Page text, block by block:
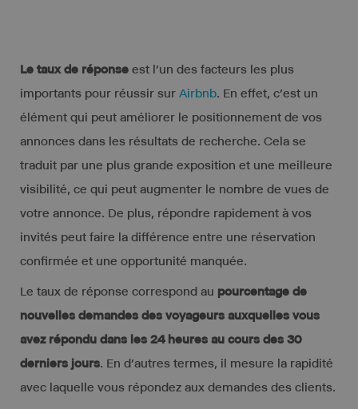
Le taux de réponse est l’un des facteurs les plus
importants pour réussir sur Airbnb. En effet, c’est un
élément qui peut améliorer le positionnement de vos
annonces dans les résultats de recherche. Cela se
traduit par une plus grande exposition et une meilleure
visibilité, ce qui peut augmenter le nombre de vues de
votre annonce. De plus, répondre rapidement à vos
invités peut faire la différence entre une réservation
confirmée et une opportunité manquée.
Le taux de réponse correspond au pourcentage de
nouvelles demandes des voyageurs auxquelles vous
avez répondu dans les 24 heures au cours des 30
derniers jours. En d’autres termes, il mesure la rapidité
avec laquelle vous répondez aux demandes des clients.